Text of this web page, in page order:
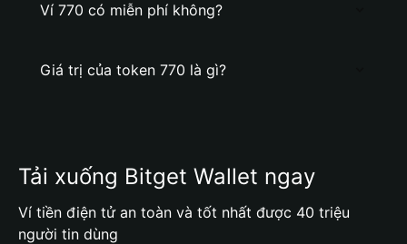
Ví 770 có miễn phí không?
Giá trị của token 770 là gì?
Tải xuống Bitget Wallet ngay
Ví tiền điện tử an toàn và tốt nhất được 40 triệu
người tin dùng